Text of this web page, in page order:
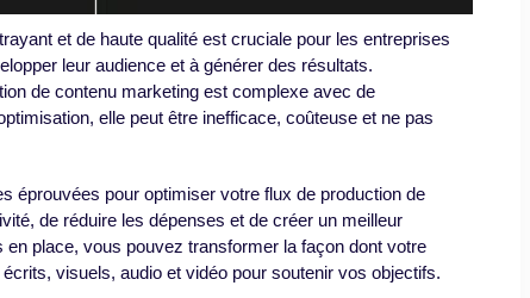
et de haute qualité est cruciale pour les entreprises
leur audience et à générer des résultats.
de contenu marketing est complexe avec de
elle peut être inefficace, coûteuse et ne pas
éprouvées pour optimiser votre flux de production de
de réduire les dépenses et de créer un meilleur
place, vous pouvez transformer la façon dont votre
visuels, audio et vidéo pour soutenir vos objectifs.